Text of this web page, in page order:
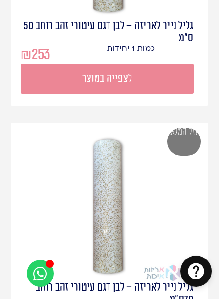
גליל נייר לאריזה – לבן דגם עיטורי זהב רוחב 50
ס"מ
₪253 כמות 1 יחידות
לצפייה במוצר
גליל נייר לאריזה – לבן דגם עיטורי זהב רוחב
אזל המלאי